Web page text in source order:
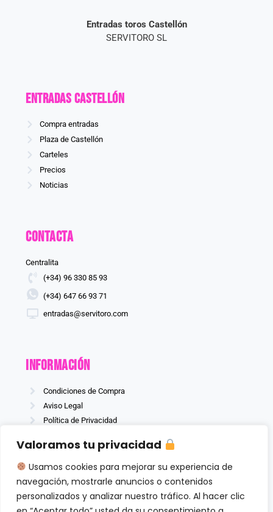
Valoramos tu privacidad
Usamos cookies para mejorar su experiencia de
navegación, mostrarle anuncios o contenidos
personalizados y analizar nuestro tráfico. Al hacer clic
Entradas toros Castellón
SERVITORO SL
Entradas CASTELLÓN
Compra entradas
Plaza de Castellón
Carteles
Precios
Noticias
Contacta
Centralita
(+34) 96 330 85 93
(+34) 647 66 93 71
entradas@servitoro.com
información
Condiciones de Compra
Aviso Legal
Política de Privacidad
Síguenos